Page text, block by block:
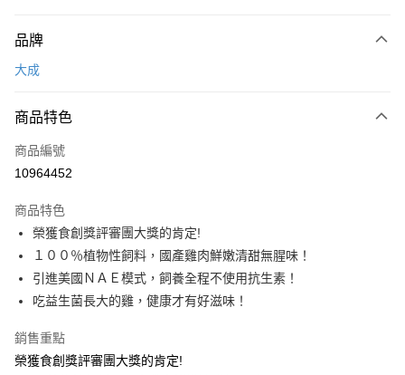
全家線上支付
運送方式
冷凍-全家取貨付款
冷凍-付款後全家取貨
每筆NT$100，滿NT$390(含以上)免運費
品牌
大成
商品特色
商品編號
10964452
商品特色
榮獲食創獎評審團大獎的肯定!
１００％植物性飼料，國產雞肉鮮嫩清甜無腥味！
引進美國ＮＡＥ模式，飼養全程不使用抗生素！
吃益生菌長大的雞，健康才有好滋味！
銷售重點
榮獲食創獎評審團大獎的肯定!